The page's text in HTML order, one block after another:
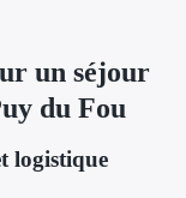
un séjour
du Fou
logistique